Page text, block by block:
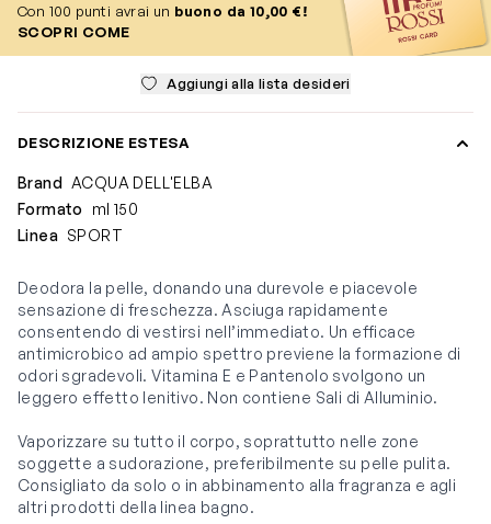
Con 100 punti avrai un buono da 10,00 €!
SCOPRI COME
Aggiungi alla lista desideri
DESCRIZIONE ESTESA
Brand ACQUA DELL'ELBA
Formato
ml 150
Linea SPORT
Deodora la pelle, donando una durevole e piacevole
sensazione di freschezza. Asciuga rapidamente
consentendo di vestirsi nell’immediato. Un efficace
antimicrobico ad ampio spettro previene la formazione di
odori sgradevoli. Vitamina E e Pantenolo svolgono un
leggero effetto lenitivo. Non contiene Sali di Alluminio.
Vaporizzare su tutto il corpo, soprattutto nelle zone
soggette a sudorazione, preferibilmente su pelle pulita.
Consigliato da solo o in abbinamento alla fragranza e agli
altri prodotti della linea bagno.